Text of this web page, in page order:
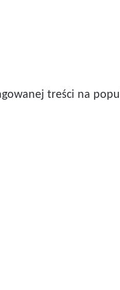
treści na